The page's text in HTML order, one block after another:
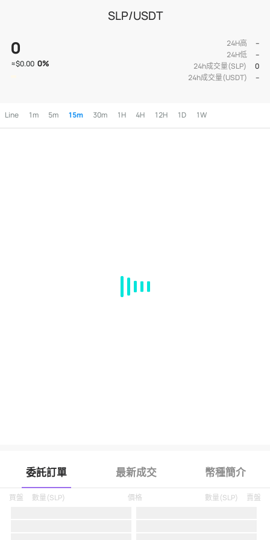
SLP/USDT
0
≈$0.00 0%
24H高
--
24H低
--
24h成交量(SLP)
0
24h成交量(USDT)
--
Line 1m 5m 15m 30m 1H 4H 12H 1D 1W
委託訂單 最新成交 幣種簡介
買盤 數量(SLP) 價格 賣盤
數量(SLP)